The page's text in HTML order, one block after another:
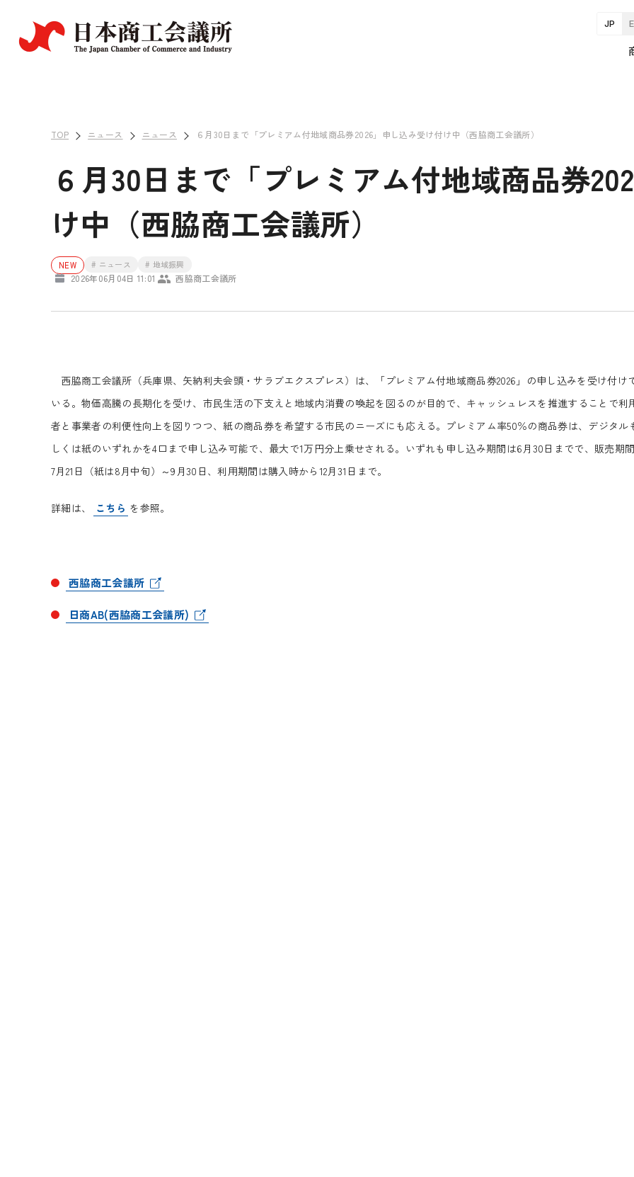
JP
TOP ニュース ニュース ６月30日まで「プレミアム付地域商品券2026」申し込み受け付け中（西脇商工会議所）
６月30日まで「プレミアム付地域商品券
け中（西脇商工会議所）
NEW # ニュース # 地域振興
2026年06月04日 11:01 西脇商工会議所
西脇商工会議所（兵庫県、矢納利夫会頭・サラブエクスプレス）は、「プレミアム付地域商品券2026」の申し込みを受け付け
いる。物価高騰の長期化を受け、市民生活の下支えと地域内消費の喚起を図るのが目的で、キャッシュレスを推進することで利
者と事業者の利便性向上を図りつつ、紙の商品券を希望する市民のニーズにも応える。プレミアム率50％の商品券は、デジタル
しくは紙のいずれかを4口まで申し込み可能で、最大で1万円分上乗せされる。いずれも申し込み期間は6月30日までで、販売期
7月21日（紙は8月中旬）～9月30日、利用期間は購入時から12月31日まで。
詳細は、 こちら を参照。
西脇商工会議所
日商AB(西脇商工会議所)